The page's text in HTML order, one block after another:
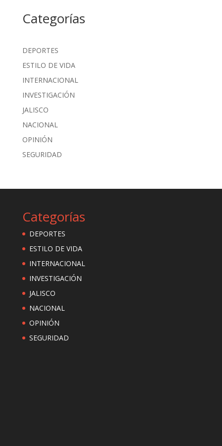
Categorías
DEPORTES
ESTILO DE VIDA
INTERNACIONAL
INVESTIGACIÓN
JALISCO
NACIONAL
OPINIÓN
SEGURIDAD
Categorías
DEPORTES
ESTILO DE VIDA
INTERNACIONAL
INVESTIGACIÓN
JALISCO
NACIONAL
OPINIÓN
SEGURIDAD